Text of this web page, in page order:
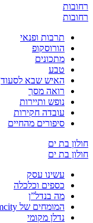
רחובות
רחובות
תרבות ופנאי
הורוסקופ
מתכונים
טבע
האיש שבא לסעוד
רואה מסך
נופש ותיירות
עובדה חקירות
סיפורים מהחיים
חולון בת ים
חולון בת ים
עשינו עסק
כספים וכלכלה
מה בנדל”ן
המומחים של mcity
נדלן מקומי